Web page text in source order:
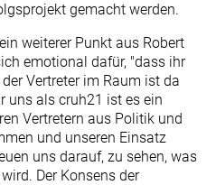
gemacht werden.
weiterer Punkt aus Robert
emotional dafür, "dass ihr
Vertreter im Raum ist da
uns als cruh21 ist es ein
Vertretern aus Politik und
und unseren Einsatz
uns darauf, zu sehen, was
Der Konsens der